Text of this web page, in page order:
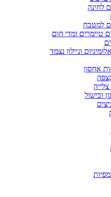
לחינה
למטבח
טיימרים ומדי חום
וניילון נצמד
אחסון
צלייה
ובישול